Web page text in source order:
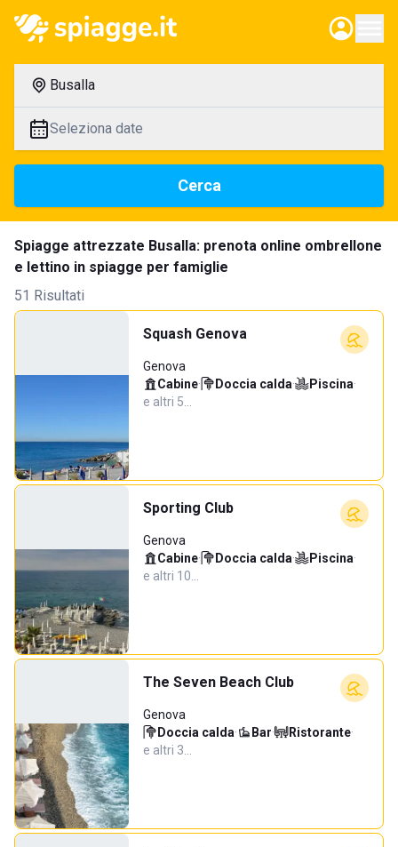
Busalla
Seleziona date
Cerca
Spiagge attrezzate Busalla: prenota online ombrellone
e lettino in spiagge per famiglie
51 Risultati
Squash Genova
Genova
Cabine· Doccia calda· Piscina·
e altri 5…
Sporting Club
Genova
Cabine· Doccia calda· Piscina·
e altri 10…
The Seven Beach Club
Genova
Doccia calda· Bar· Ristorante·
e altri 3…